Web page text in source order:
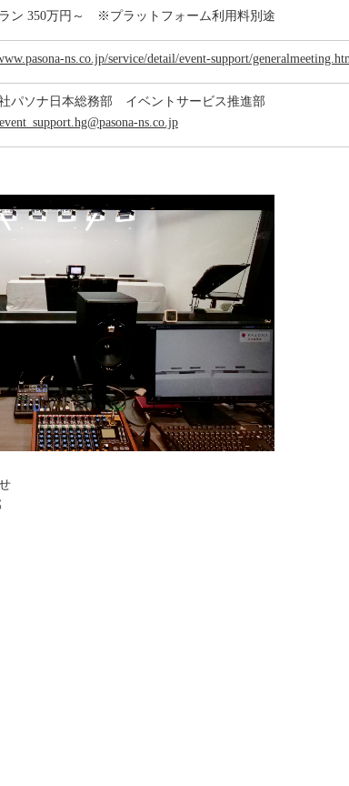
ン 350万円～ ※プラットフォーム利用料別途
ns.co.jp/service/detail/event-support/
パソナ日本総務部 イベントサービス推進部
ns.co.jp